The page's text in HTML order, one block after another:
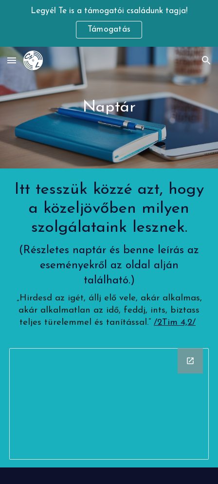
Skip to main content Skip to navigation
Legyél Te is a támogatói családunk tagja!
Támogatás
Naptár
Itt tesszük közzé azt, hogy
a közeljövőben milyen
szolgálataink lesznek.
(Részletes naptár és benne leírás az
eseményekről az oldal alján
található.)
„Hirdesd az igét, állj elő vele, akár alkalmas,
akár alkalmatlan az idő, feddj, ints, biztass
teljes türelemmel és tanítással.” /2Tim 4,2/